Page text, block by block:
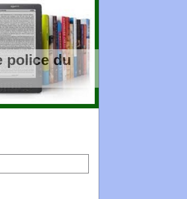
police du